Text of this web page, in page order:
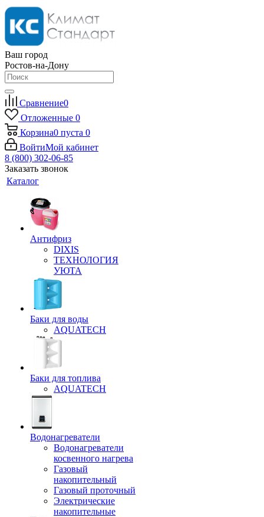
Ваш город
Ростов-на-Дону
Сравнение0
Отложенные 0
Корзина0 пуста 0
ВойтиМой кабинет
8 (800) 302-06-85
Заказать звонок
Каталог
Антифриз
DIXIS
ТЕХНОЛОГИЯ
УЮТА
Баки для воды
AQUATECH
Баки для топлива
AQUATECH
Водонагреватели
Водонагреватели
косвенного нагрева
Газовый
накопительный
Газовый проточный
Электрические
накопительные